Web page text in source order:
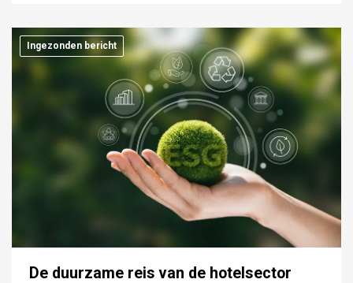
Ingezonden bericht
De duurzame reis van de hotelsector